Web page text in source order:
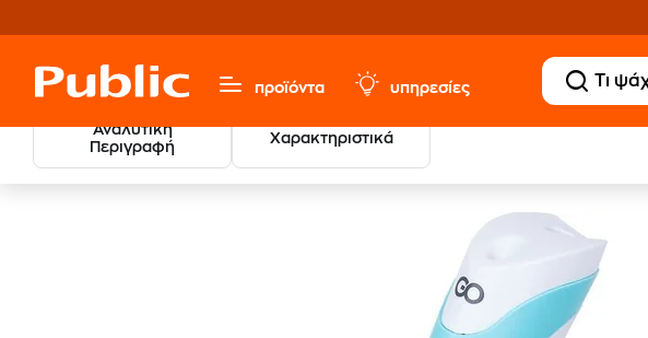
προϊόντα υπηρεσίες
Αναλυτική
Περιγραφή
Χαρακτηριστικά
Παιχνίδια & Παιδικά